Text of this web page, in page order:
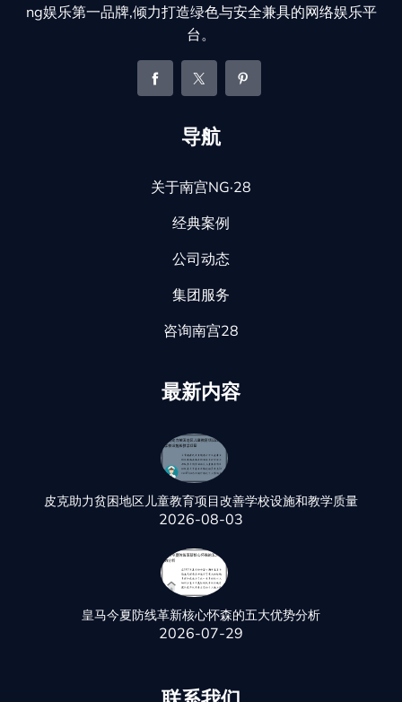
ng娱乐第一品牌,倾力打造绿色与安全兼具的网络娱乐平
台。
导航
关于南宫NG·28
经典案例
公司动态
集团服务
咨询南宫28
最新内容
皮克助力贫困地区儿童教育项目改善学校设施和教学质量
2026-08-03
皇马今夏防线革新核心怀森的五大优势分析
2026-07-29